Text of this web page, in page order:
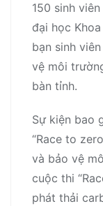
150 sinh
đại học
bạn sinh
vệ môi
bàn tỉnh.
Sự kiện bao
“Race to
và bảo vệ
cuộc thi
phát thải